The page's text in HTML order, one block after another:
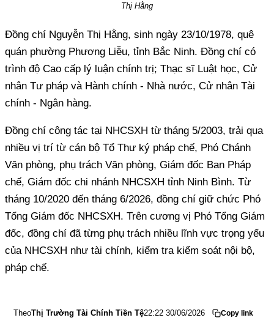
Thị Hằng
Đồng chí Nguyễn Thị Hằng, sinh ngày 23/10/1978, quê
quán phường Phương Liễu, tỉnh Bắc Ninh. Đồng chí có
trình độ Cao cấp lý luận chính trị; Thạc sĩ Luật học, Cử
nhân Tư pháp và Hành chính - Nhà nước, Cử nhân Tài
chính - Ngân hàng.
Đồng chí công tác tại NHCSXH từ tháng 5/2003, trải qua
nhiều vị trí từ cán bộ Tổ Thư ký pháp chế, Phó Chánh
Văn phòng, phụ trách Văn phòng, Giám đốc Ban Pháp
chế, Giám đốc chi nhánh NHCSXH tỉnh Ninh Bình. Từ
tháng 10/2020 đến tháng 6/2026, đồng chí giữ chức Phó
Tổng Giám đốc NHCSXH. Trên cương vị Phó Tổng Giám
đốc, đồng chí đã từng phụ trách nhiều lĩnh vực trọng yếu
của NHCSXH như tài chính, kiểm tra kiểm soát nội bộ,
pháp chế.
TheoThị Trường Tài Chính Tiền Tệ22:22 30/06/2026 Copy link